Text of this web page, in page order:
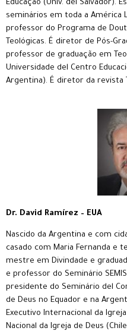
Educação (Univ. del Salvador).
seminários em toda a América
professor do Programa de
Teológicas. É diretor de Pós-
professor de graduação em
Universidade del Centro
Argentina). É diretor da revista
Dr. David Ramírez – EUA
Nascido da Argentina e com
casado com Maria Fernanda e
mestre em Divindade e
e professor do Seminário
presidente do Seminário del
de Deus no Equador e na
Executivo Internacional da
Nacional da Igreja de Deus